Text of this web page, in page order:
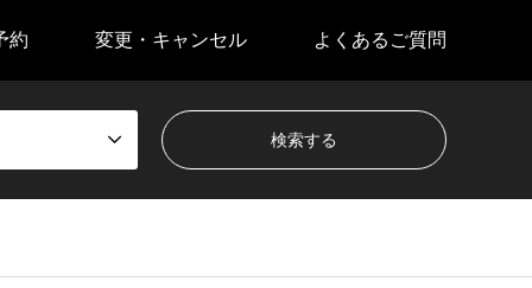
約 変更・キャンセル よくあるご質問